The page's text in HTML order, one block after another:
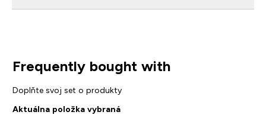
Frequently bought with
Doplňte svoj set o produkty
Aktuálna položka vybraná